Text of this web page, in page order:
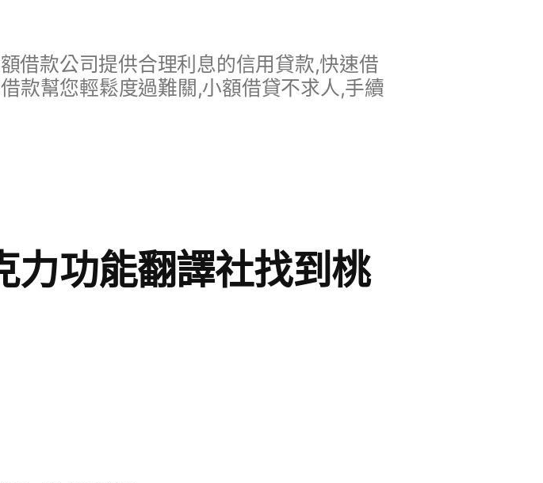
借款公司提供合理利息的信用貸款,快速借
款幫您輕鬆度過難關,小額借貸不求人,手續
力功能翻譯社找到桃